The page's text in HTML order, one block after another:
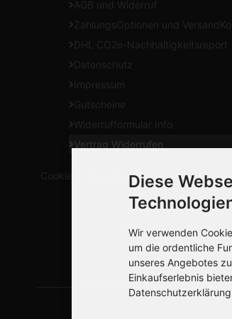
AGB und Widerruf
ZahlungsOptionen und
DHL CO2e-Nachhaltigkeitsreport
Datenschutz
Impressum
Gutscheine
Widerrufformular Info
Vertrag Widerrufen
Cookie EinstellungenDiese
Wir verwenden
um die ordentliche
unseres Angebotes
Einkaufserlebnis